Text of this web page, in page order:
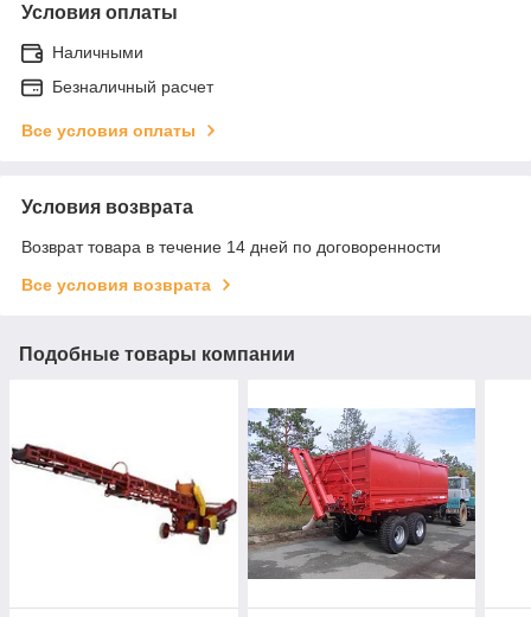
Условия оплаты
Наличными
Безналичный расчет
Все условия оплаты
Условия возврата
Возврат товара в течение 14 дней по договоренности
Все условия возврата
Подобные товары компании